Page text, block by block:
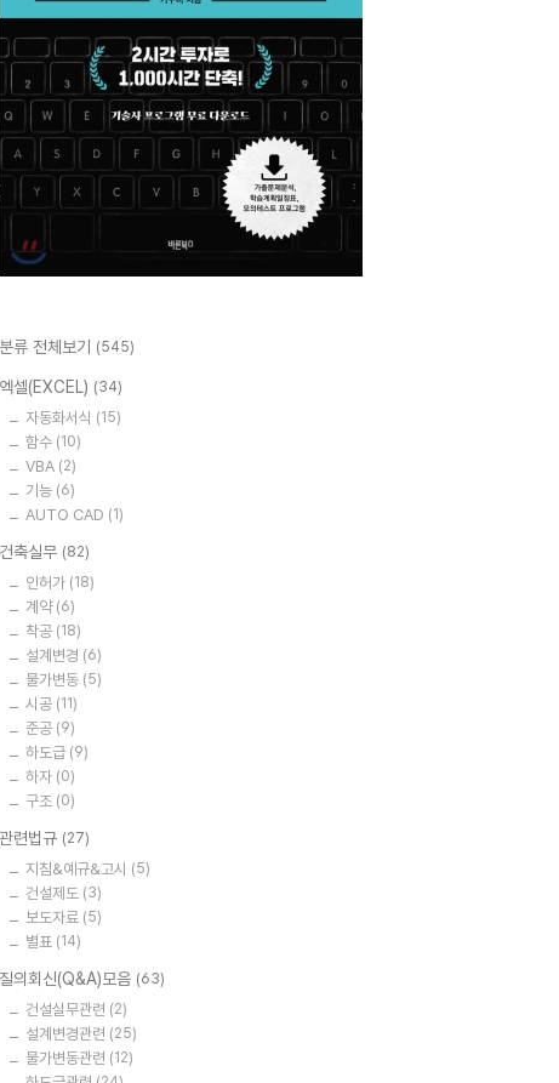
분류 전체보기 (545)
엑셀(EXCEL) (34)
자동화서식 (15)
함수 (10)
VBA (2)
기능 (6)
AUTO CAD (1)
건축실무 (82)
인허가 (18)
계약 (6)
착공 (18)
설계변경 (6)
물가변동 (5)
시공 (11)
준공 (9)
하도급 (9)
하자 (0)
구조 (0)
관련법규 (27)
지침&예규&고시 (5)
건설제도 (3)
보도자료 (5)
별표 (14)
질의회신(Q&A)모음 (63)
건설실무관련 (2)
설계변경관련 (25)
물가변동관련 (12)